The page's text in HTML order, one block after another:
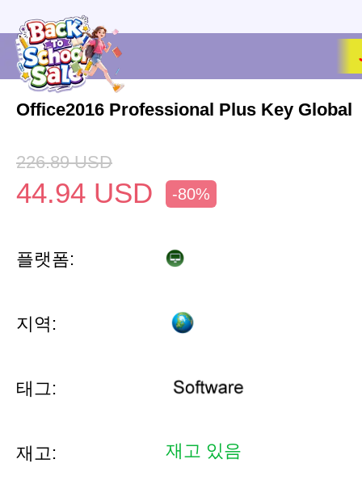
Office2016 Professional Plus Key Global
226.89 USD
44.94 USD -80%
플랫폼:
지역:
태그:
재고: 재고 있음